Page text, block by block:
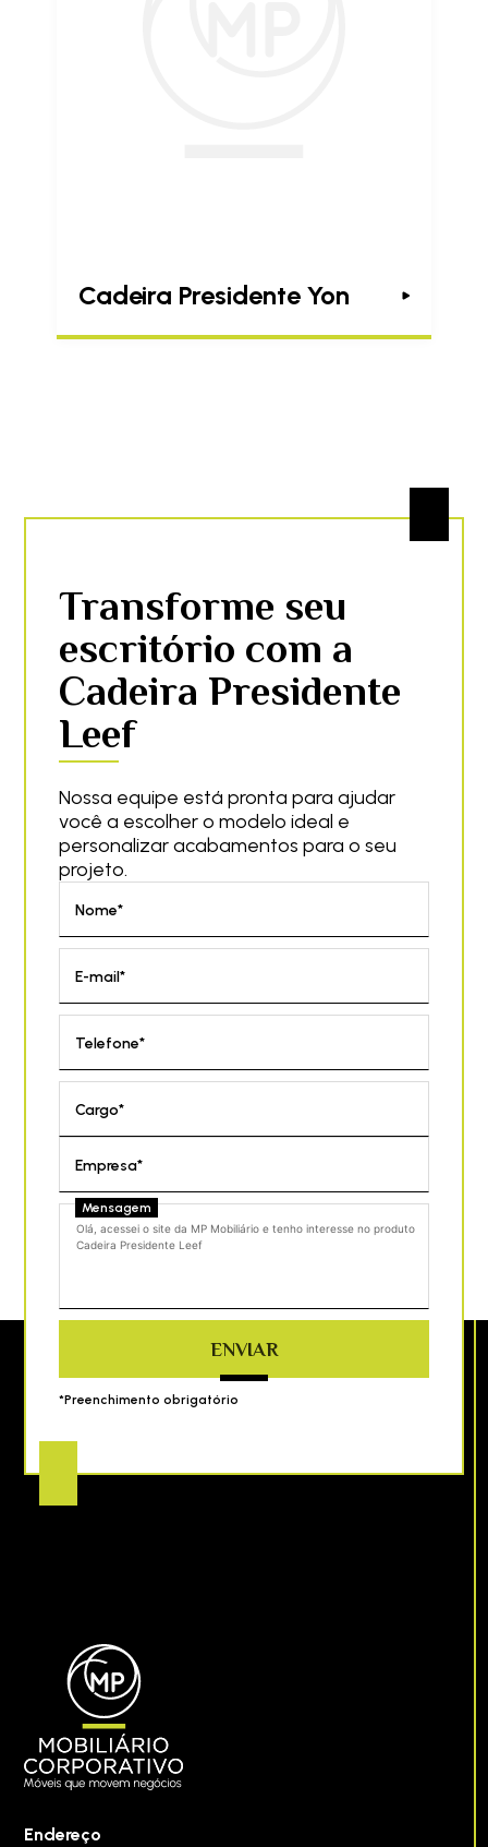
Cadeira Presidente Yon
Transforme seu
escritório com a
Cadeira Presidente
Leef
Nossa equipe está pronta para ajudar
você a escolher o modelo ideal e
personalizar acabamentos para o seu
projeto.
Nome*
E-mail*
Telefone*
Cargo*
Empresa*
Mensagem
ENVIAR
*Preenchimento obrigatório
Endereço